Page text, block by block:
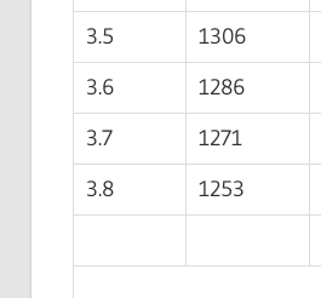
3.5
1306
3.6
1286
3.7
1271
3.8
1253